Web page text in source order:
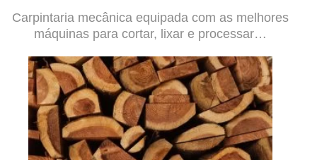
Carpintaria mecânica equipada com as melhores
máquinas para cortar, lixar e processar…